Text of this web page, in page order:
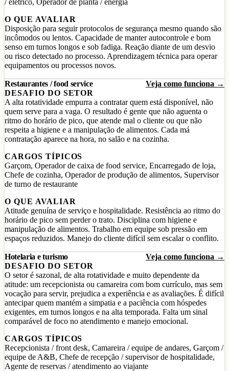
/ elétrico, Operador de planta / energia
O QUE AVALIAR
Disposição para seguir protocolos de segurança mesmo quando são
incômodos ou lentos. Capacidade de manter autocontrole e bom
senso em turnos longos e sob fadiga. Reação diante de um desvio
ou risco detectado no processo. Aprendizagem técnica para operar
equipamentos ou processos novos.
Restaurantes / food service
Veja como funciona →
DESAFIO DO SETOR
A alta rotatividade empurra a contratar quem está disponível, não
quem serve para a vaga. O resultado é gente que não aguenta o
ritmo do horário de pico, que atende mal o cliente ou que não
respeita a higiene e a manipulação de alimentos. Cada má
contratação aparece na hora, no salão e na cozinha.
CARGOS TÍPICOS
Garçom, Operador de caixa de food service, Encarregado de loja,
Chefe de cozinha, Operador de produção de alimentos, Supervisor
de turno de restaurante
O QUE AVALIAR
Atitude genuína de serviço e hospitalidade. Resistência ao ritmo do
horário de pico sem perder o trato. Disciplina com higiene e
manipulação de alimentos. Trabalho em equipe sob pressão em
espaços reduzidos. Manejo do cliente difícil sem escalar o conflito.
Hotelaria e turismo
Veja como funciona →
DESAFIO DO SETOR
O setor é sazonal, de alta rotatividade e muito dependente da
atitude: um recepcionista ou camareira com bom currículo, mas sem
vocação para servir, prejudica a experiência e as avaliações. É difícil
antecipar quem mantém a simpatia e a paciência com hóspedes
exigentes, em turnos longos e na alta temporada. Falta um sinal
comparável de foco no atendimento e manejo emocional.
CARGOS TÍPICOS
Recepcionista / front desk, Camareira / equipe de andares, Garçom /
equipe de A&B, Chefe de recepção / supervisor de hospitalidade,
Agente de reservas / atendimento ao viajante